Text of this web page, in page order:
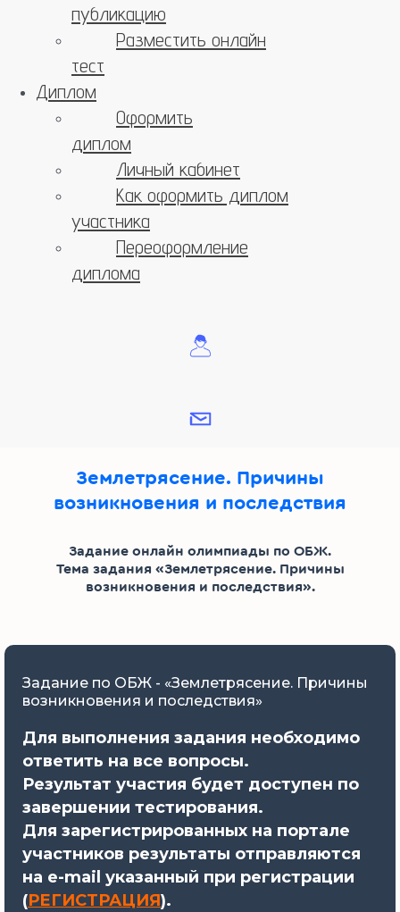
публикацию
Разместить онлайн
тест
Диплом
Оформить
диплом
Личный кабинет
Как оформить диплом
участника
Переоформление
диплома
Землетрясение. Причины
возникновения и последствия
Задание онлайн олимпиады по ОБЖ.
Тема задания «Землетрясение. Причины
возникновения и последствия».
Задание по ОБЖ - «Землетрясение. Причины
возникновения и последствия»
Для выполнения задания необходимо
ответить на все вопросы.
Результат участия будет доступен по
завершении тестирования.
Для зарегистрированных на портале
участников результаты отправляются
на e-mail указанный при регистрации
(РЕГИСТРАЦИЯ).